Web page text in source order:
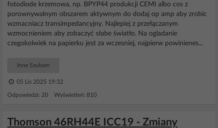
fotodiode krzemowa, np. BPYP44 produkcji CEMI albo cos z
porownywalnym obszarem aktywnym do dodaj op amp aby zrobic
wzmacniacz transimpedancyjny. Najlepiej z przełączanym
wzmocnieniem aby zobaczyć słabe światło. Na ogladanie
czegokolwiek na papierku jest za wczesniej, najpierw powinienes...
Inne Szukam
05 Lis 2025 19:32
Odpowiedzi: 20 Wyświetleń: 810
Thomson 46RH44E ICC19 - Zmiany